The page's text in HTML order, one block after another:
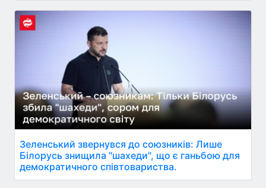
Зеленський звернувся до союзників: Лише
Білорусь знищила "шахеди", що є ганьбою для
демократичного співтовариства.